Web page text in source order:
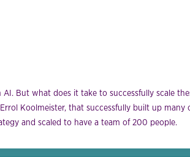
But what does it take to successfully scale
Koolmeister, that successfully built up many
and scaled to have a team of 200 people.